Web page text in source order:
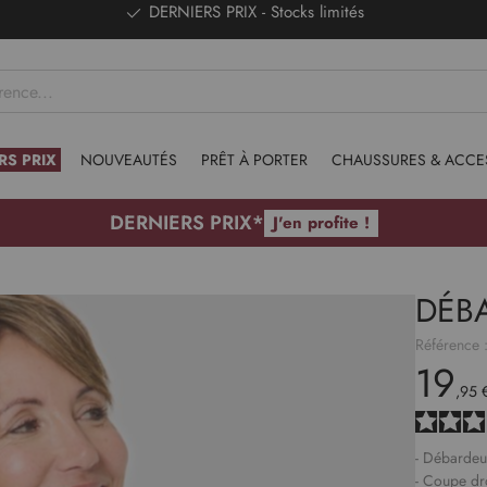
DERNIERS PRIX - Stocks limités
PRIX NOUVEAUTÉS PRÊT À PORTER CHAUSSURES &
DERNIERS PRIX* J'en profite !
Référence :
19,95
-
- Coupe